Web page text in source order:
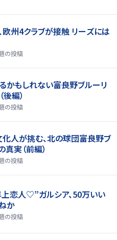
州4クラブが接触 リーズには
の投稿
かもしれない――富良野ブルーリ
編）
の投稿
化人が挑む、北の球団――富良野ブ
真実（前編）
の投稿
恋人♡”ガルシア、50万いい
か
の投稿